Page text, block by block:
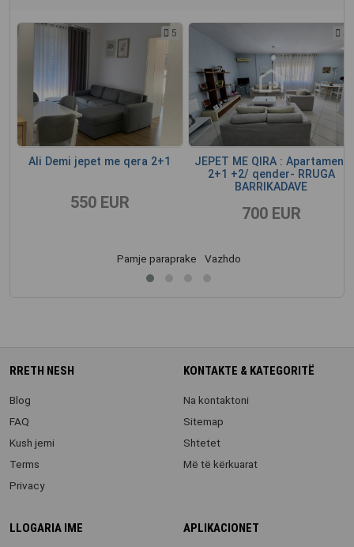
5
Ali Demi jepet me qera 2+1
550 EUR
JEPET ME QIRA : Apartament
2+1 +2/ qender- RRUGA
BARRIKADAVE
700 EUR
Pamje paraprake Vazhdo
RRETH NESH
Blog
FAQ
Kush jemi
Terms
Privacy
KONTAKTE & KATEGORITË
Na kontaktoni
Sitemap
Shtetet
Më të kërkuarat
LLOGARIA IME APLIKACIONET